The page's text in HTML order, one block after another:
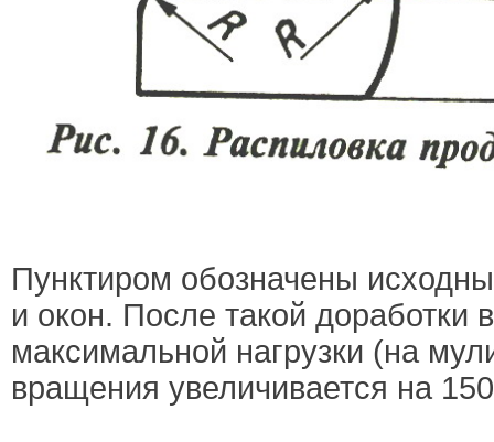
Пунктиром обозначены
и окон. После такой доработки
максимальной нагрузки (на
вращения увеличивается на